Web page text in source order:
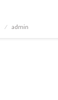
admin